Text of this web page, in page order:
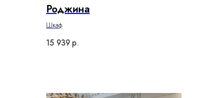
Роджина
Шкаф
15 939 р.